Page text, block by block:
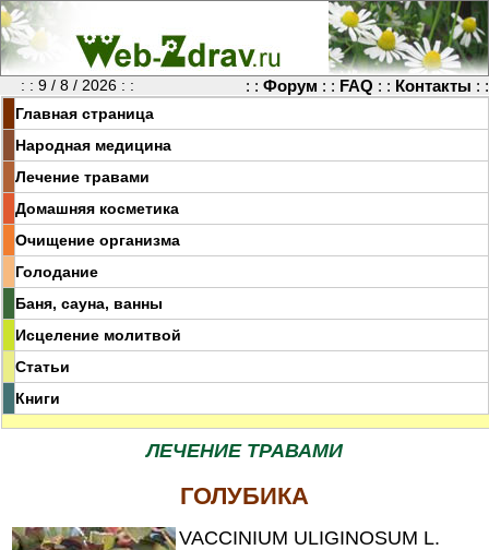
: : 9 / 8 / 2026 : : : : Форум : : FAQ : : Контакты : :
Главная страница
Народная медицина
Лечение травами
Домашняя косметика
Очищение организма
Голодание
Баня, сауна, ванны
Исцеление молитвой
Статьи
Книги
ЛЕЧЕНИЕ ТРАВАМИ
ГОЛУБИКА
VACCINIUM ULIGINOSUM L.